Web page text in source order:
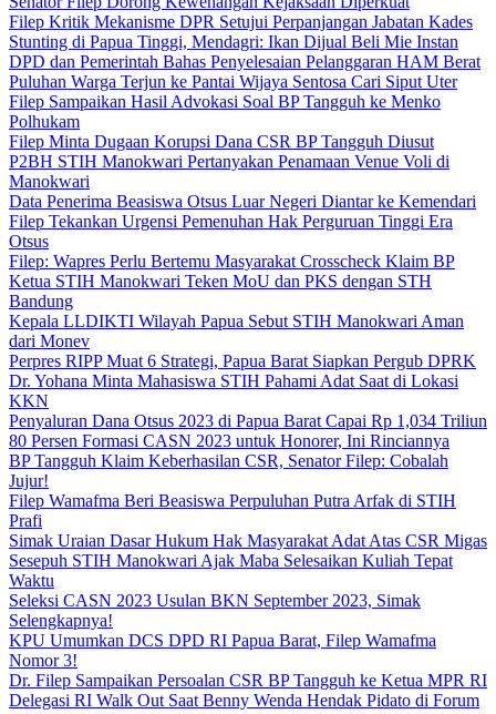
Filep Kritik Mekanisme DPR Setujui Perpanjangan Jabatan Kades
Stunting di Papua Tinggi, Mendagri: Ikan Dijual Beli Mie Instan
DPD dan Pemerintah Bahas Penyelesaian Pelanggaran HAM Berat
Puluhan Warga Terjun ke Pantai Wijaya Sentosa Cari Siput Uter
Filep Sampaikan Hasil Advokasi Soal BP Tangguh ke Menko
Polhukam
Filep Minta Dugaan Korupsi Dana CSR BP Tangguh Diusut
P2BH STIH Manokwari Pertanyakan Penamaan Venue Voli di
Manokwari
Data Penerima Beasiswa Otsus Luar Negeri Diantar ke Kemendari
Filep Tekankan Urgensi Pemenuhan Hak Perguruan Tinggi Era
Otsus
Filep: Wapres Perlu Bertemu Masyarakat Crosscheck Klaim BP
Ketua STIH Manokwari Teken MoU dan PKS dengan STH
Bandung
Kepala LLDIKTI Wilayah Papua Sebut STIH Manokwari Aman
dari Monev
Perpres RIPP Muat 6 Strategi, Papua Barat Siapkan Pergub DPRK
Dr. Yohana Minta Mahasiswa STIH Pahami Adat Saat di Lokasi
KKN
Penyaluran Dana Otsus 2023 di Papua Barat Capai Rp 1,034 Triliun
80 Persen Formasi CASN 2023 untuk Honorer, Ini Rinciannya
BP Tangguh Klaim Keberhasilan CSR, Senator Filep: Cobalah
Jujur!
Filep Wamafma Beri Beasiswa Perpuluhan Putra Arfak di STIH
Prafi
Simak Uraian Dasar Hukum Hak Masyarakat Adat Atas CSR Migas
Sesepuh STIH Manokwari Ajak Maba Selesaikan Kuliah Tepat
Waktu
Seleksi CASN 2023 Usulan BKN September 2023, Simak
Selengkapnya!
KPU Umumkan DCS DPD RI Papua Barat, Filep Wamafma
Nomor 3!
Dr. Filep Sampaikan Persoalan CSR BP Tangguh ke Ketua MPR RI
Delegasi RI Walk Out Saat Benny Wenda Hendak Pidato di Forum